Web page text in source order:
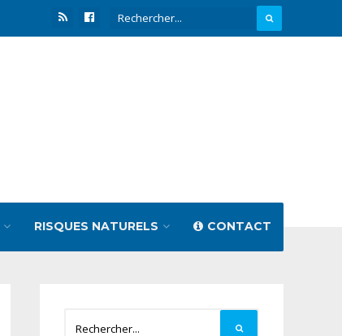
RISQUES NATURELS CONTACT